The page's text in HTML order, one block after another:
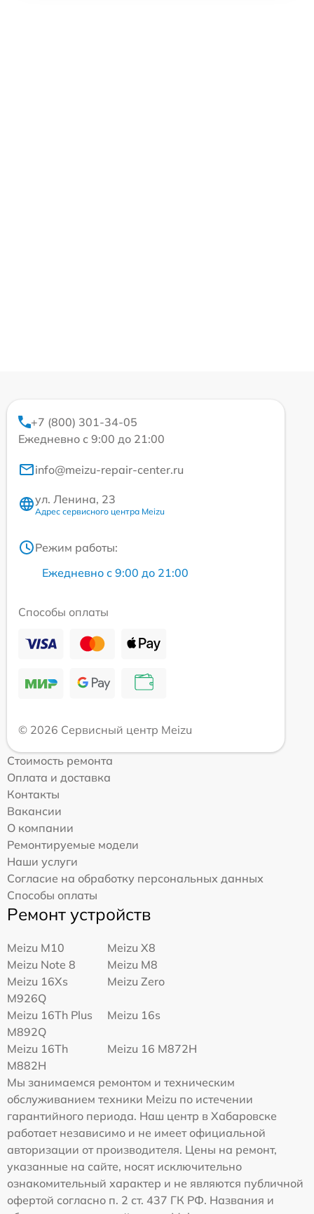
+7 (800) 301-34-05
Ежедневно с 9:00 до 21:00
info@meizu-repair-center.ru
ул. Ленина, 23
Адрес сервисного центра Meizu
Режим работы:
Ежедневно с 9:00 до 21:00
Способы оплаты
© 2026 Сервисный центр Meizu
Стоимость ремонта
Оплата и доставка
Контакты
Вакансии
О компании
Ремонтируемые модели
Наши услуги
Согласие на обработку персональных данных
Способы оплаты
Ремонт устройств
Meizu M10
Meizu X8
Meizu Note 8
Meizu M8
Meizu 16Xs
M926Q
Meizu Zero
Meizu 16Th Plus
M892Q
Meizu 16s
Meizu 16Th
M882H
Meizu 16 M872H
Мы занимаемся ремонтом и техническим
обслуживанием техники Meizu по истечении
гарантийного периода. Наш центр в Хабаровске
работает независимо и не имеет официальной
авторизации от производителя. Цены на ремонт,
указанные на сайте, носят исключительно
ознакомительный характер и не являются публичной
офертой согласно п. 2 ст. 437 ГК РФ. Названия и